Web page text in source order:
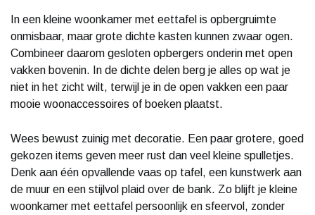
In een kleine woonkamer met eettafel is opbergruimte
onmisbaar, maar grote dichte kasten kunnen zwaar ogen.
Combineer daarom gesloten opbergers onderin met open
vakken bovenin. In de dichte delen berg je alles op wat je
niet in het zicht wilt, terwijl je in de open vakken een paar
mooie woonaccessoires of boeken plaatst.
Wees bewust zuinig met decoratie. Een paar grotere, goed
gekozen items geven meer rust dan veel kleine spulletjes.
Denk aan één opvallende vaas op tafel, een kunstwerk aan
de muur en een stijlvol plaid over de bank. Zo blijft je kleine
woonkamer met eettafel persoonlijk en sfeervol, zonder